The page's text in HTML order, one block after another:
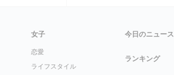
女子
恋愛
ライフスタイル
今日のニュース
ランキング